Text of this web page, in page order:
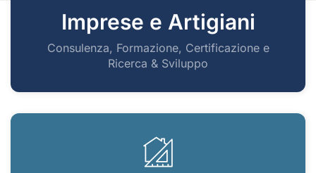
Imprese e Artigiani
Consulenza, Formazione, Certificazione e
Ricerca & Sviluppo